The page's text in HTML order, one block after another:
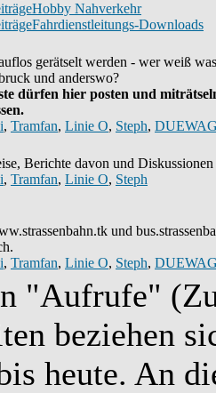
Hobby Nahverkehr
Fahrdienstleitungs-Downloads
gerätselt werden - wer weiß
und anderswo?
dürfen hier posten und
, Tramfan, Linie O, Steph,
Berichte davon und Diskussionen
, Tramfan, Linie O, Steph
und
, Tramfan, Linie O, Steph,
"Aufrufe"
beziehen
heute. An